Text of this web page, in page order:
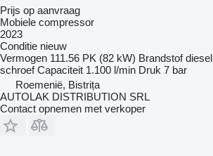
Prijs op aanvraag
Mobiele compressor
2023
Conditie nieuw
Vermogen 111.56 PK (82 kW) Brandstof diesel
schroef Capaciteit 1.100 l/min Druk 7 bar
Roemenië, Bistrița
AUTOLAK DISTRIBUTION SRL
Contact opnemen met verkoper